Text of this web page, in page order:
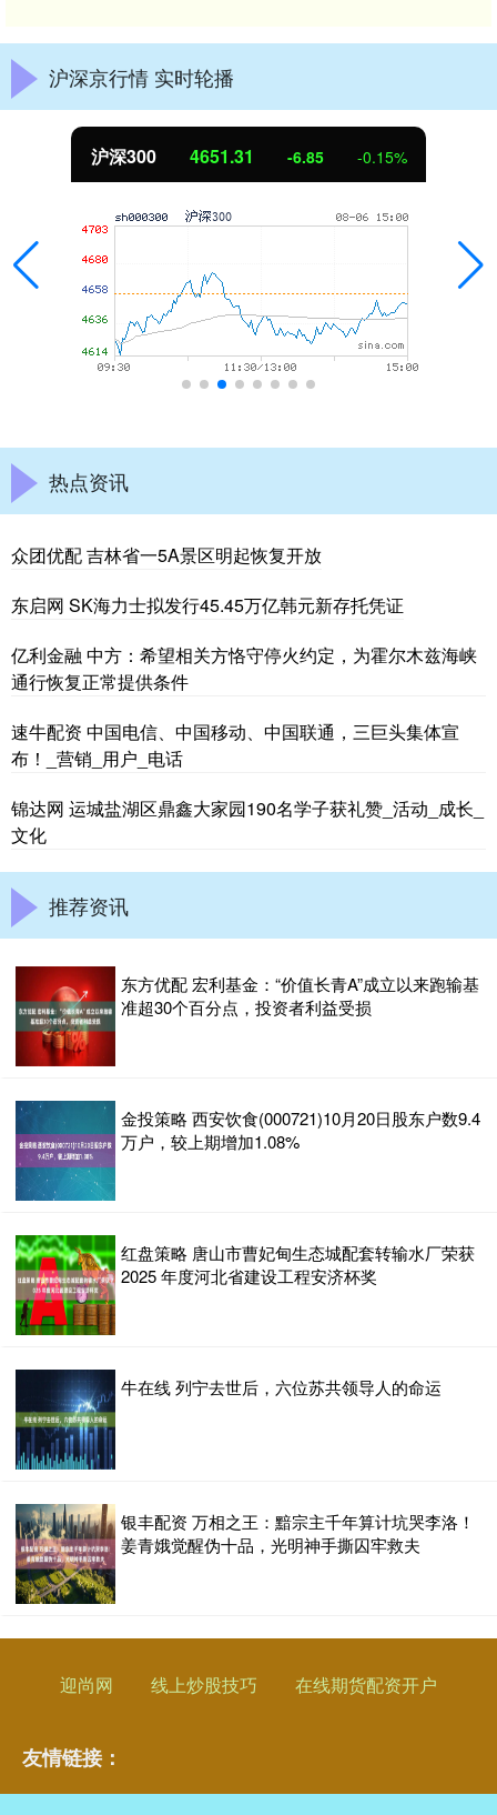
沪深京行情 实时轮播
沪深300 4651.31 -6.85 -0.15%
热点资讯
众团优配 吉林省一5A景区明起恢复开放
东启网 SK海力士拟发行45.45万亿韩元新存托凭证
亿利金融 中方：希望相关方恪守停火约定，为霍尔木兹海峡
通行恢复正常提供条件
速牛配资 中国电信、中国移动、中国联通，三巨头集体宣
布！_营销_用户_电话
锦达网 运城盐湖区鼎鑫大家园190名学子获礼赞_活动_成长_
文化
推荐资讯
东方优配 宏利基金：“价值长青A”成立以来跑输基
准超30个百分点，投资者利益受损
金投策略 西安饮食(000721)10月20日股东户数9.4
万户，较上期增加1.08%
红盘策略 唐山市曹妃甸生态城配套转输水厂荣获
2025 年度河北省建设工程安济杯奖
牛在线 列宁去世后，六位苏共领导人的命运
银丰配资 万相之王：黯宗主千年算计坑哭李洛！
姜青娥觉醒伪十品，光明神手撕囚牢救夫
迎尚网 线上炒股技巧 在线期货配资开户
友情链接：